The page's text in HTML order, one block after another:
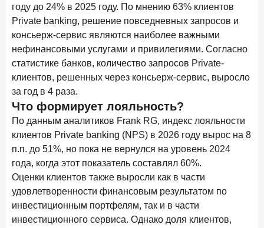
решения ЦБ
16 марта 2026 года
Frank RG объявила победителей кейс-чемпионата
2026 года
12 марта 2026 года ИССЛЕДОВАНИЕ
Банки ускорили работу с претензиями
10 марта 2026 года
Куда уходят деньги? Frank RG исследует рынок
Рассылка Frank RG
Итоги недели, наша трактовка основных событий
на банковском рынке
году до 24% в 2025 году. По мнению 63% клиентов
Private banking, решение повседневных запросов и
консьерж-сервис являются наиболее важными
нефинансовыми услугами и привилегиями. Согласно
статистике банков, количество запросов Private-
клиентов, решенных через консьерж-сервис, выросло
за год в 4 раза.
Что формирует лояльность?
По данным аналитиков Frank RG, индекс лояльности
клиентов Private banking (NPS) в 2026 году вырос на 8
п.п. до 51%, но пока не вернулся на уровень 2024
года, когда этот показатель составлял 60%.
Оценки клиентов также выросли как в части
удовлетворенности финансовым результатом по
инвестиционным портфелям, так и в части
инвестиционного сервиса. Однако доля клиентов,